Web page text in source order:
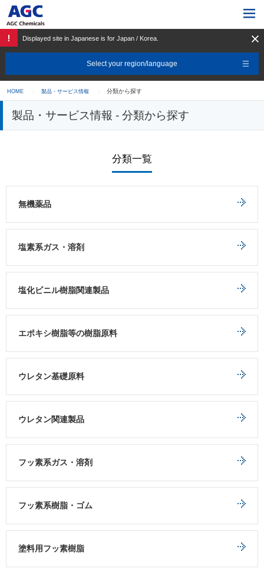
Displayed site in Japanese is for Japan / Korea.
Select your region/language
HOME 製品・サービス情報 分類から探す
製品・サービス情報 - 分類から探す
分類一覧
無機薬品
塩素系ガス・溶剤
塩化ビニル樹脂関連製品
エポキシ樹脂等の樹脂原料
ウレタン基礎原料
ウレタン関連製品
フッ素系ガス・溶剤
フッ素系樹脂・ゴム
塗料用フッ素樹脂